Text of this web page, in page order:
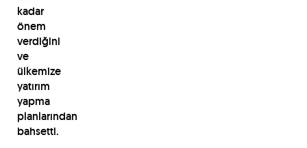
kadar
önem
verdiğini
ve
ülkemize
yatırım
yapma
planlarından
bahsetti.